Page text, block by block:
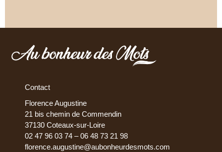
Contact
Florence Augustine
21 bis chemin de Commendin
37130 Coteaux-sur-Loire
02 47 96 03 74 – 06 48 73 21 98
florence.augustine@aubonheurdesmots.com